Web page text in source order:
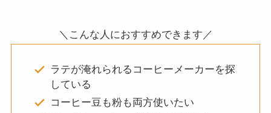
＼こんな人におすすめできます／
ラテが淹れられるコーヒーメーカーを探
している
コーヒー豆も粉も両方使いたい